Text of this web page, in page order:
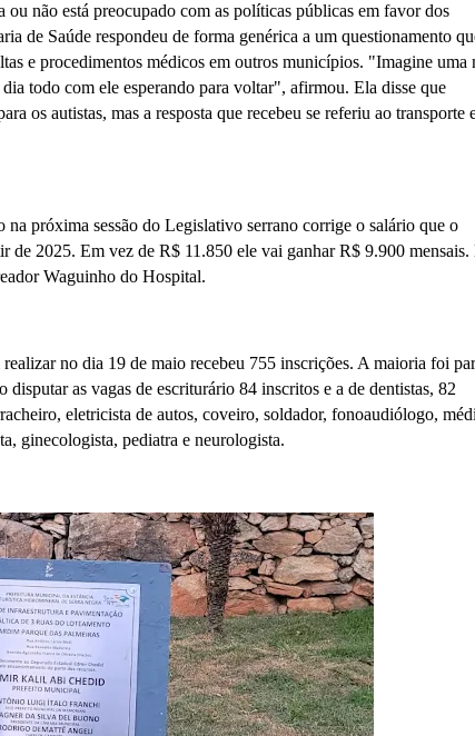
não está preocupado com as políticas públicas em favor dos
de Saúde respondeu de forma genérica a um questionamento
e procedimentos médicos em outros municípios. "Imagine uma
todo com ele esperando para voltar", afirmou. Ela disse que
os autistas, mas a resposta que recebeu se referiu ao transporte
próxima sessão do Legislativo serrano corrige o salário que o
de 2025. Em vez de R$ 11.850 ele vai ganhar R$ 9.900 mensais.
Waguinho do Hospital.
no dia 19 de maio recebeu 755 inscrições. A maioria foi
as vagas de escriturário 84 inscritos e a de dentistas, 82
eletricista de autos, coveiro, soldador, fonoaudiólogo,
ginecologista, pediatra e neurologista.